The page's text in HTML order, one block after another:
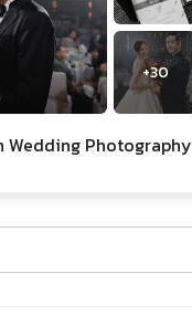
+30
Wedding Photography